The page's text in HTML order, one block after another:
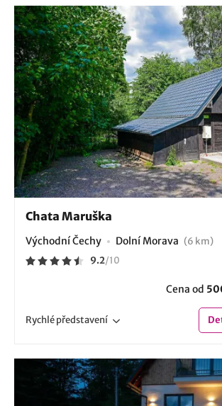
Chata Maruška
Východní Čechy Dolní Morava (6 km)
9.2/10
Cena od
Rychlépředstavení